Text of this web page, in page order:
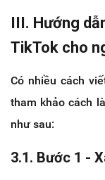
III. Hướng
TikTok cho
Có nhiều cách
tham khảo cách
như sau:
3.1. Bước 1 -